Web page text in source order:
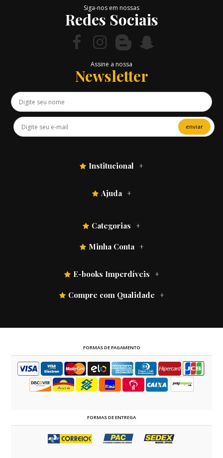
Siga-nos em nossas
Redes Sociais
Assine a nossa
Newsletter
enviar
Institucional
Ajuda
Categorias
Minha Conta
E-books Imperdíveis
Compre com Qualidade
FORMAS DE PAGAMENTO
FORMAS DE ENTREGA